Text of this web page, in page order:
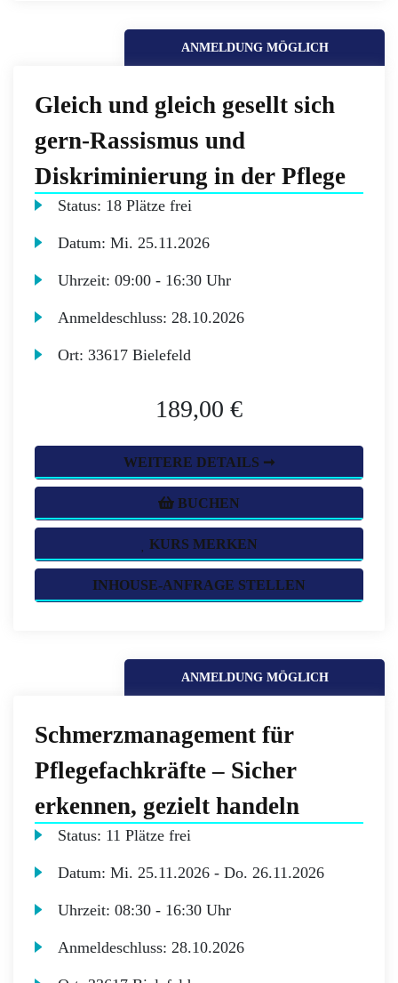
ANMELDUNG MÖGLICH
Gleich und gleich gesellt sich
gern-Rassismus und
Diskriminierung in der Pflege
Status: 18 Plätze frei
Datum:Mi. 25.11.2026
Uhrzeit:09:00 - 16:30 Uhr
Anmeldeschluss:28.10.2026
Ort:33617 Bielefeld
189,00 €
WEITERE DETAILS ➞
BUCHEN
KURS MERKEN
INHOUSE-ANFRAGE STELLEN
ANMELDUNG MÖGLICH
Schmerzmanagement für
Pflegefachkräfte – Sicher
erkennen, gezielt handeln
Status: 11 Plätze frei
Datum:Mi. 25.11.2026 -Do. 26.11.2026
Uhrzeit:08:30 - 16:30 Uhr
Anmeldeschluss:28.10.2026